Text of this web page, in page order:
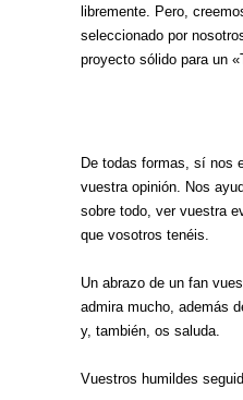
libremente. Pero,
seleccionado por
proyecto sólido para un
De todas formas, sí nos
vuestra opinión. Nos
sobre todo, ver vuestra
que vosotros tenéis.
Un abrazo de un fan
admira mucho, además
y, también, os saluda.
Vuestros humildes